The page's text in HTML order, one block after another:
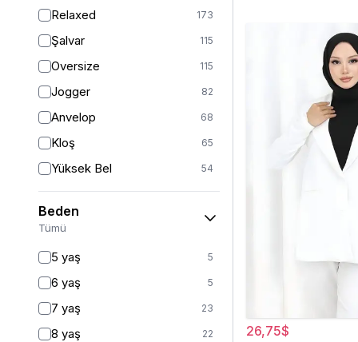
Relaxed 173
Şalvar 115
Oversize 115
Jogger 82
Anvelop 68
Kloş 65
Yüksek Bel 54
Geniş Paça 40
Palazzo 27
Beden
Tümü
5 yaş 5
6 yaş 5
7 yaş 23
8 yaş 22 26,75$